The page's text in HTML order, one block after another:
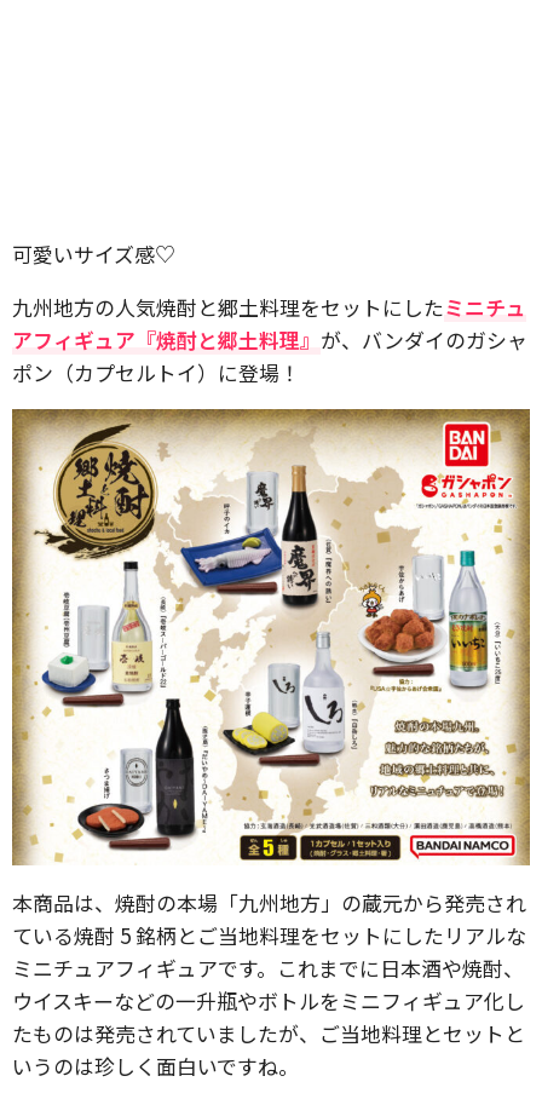
可愛いサイズ感♡
九州地方の人気焼酎と郷土料理をセットにしたミニチュ
アフィギュア『焼酎と郷土料理』 が、バンダイのガシャ
ポン（カプセルトイ）に登場！
本商品は、焼酎の本場「九州地方」の蔵元から発売され
ている焼酎 5 銘柄とご当地料理をセットにしたリアルな
ミニチュアフィギュアです。これまでに日本酒や焼酎、
ウイスキーなどの一升瓶やボトルをミニフィギュア化し
たものは発売されていましたが、ご当地料理とセットと
いうのは珍しく面白いですね。